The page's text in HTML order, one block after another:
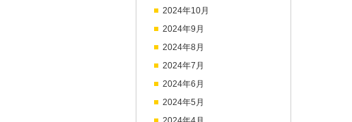
2024年10月
2024年9月
2024年8月
2024年7月
2024年6月
2024年5月